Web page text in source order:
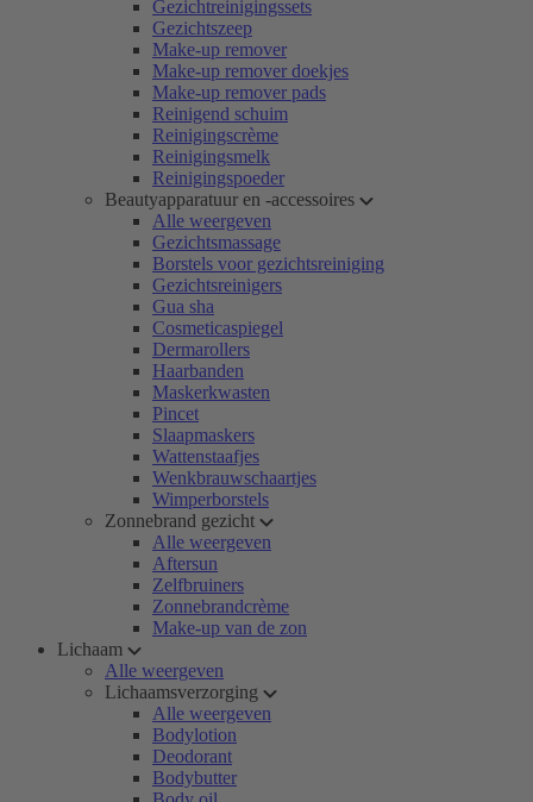
Gezichtreinigingssets
Gezichtszeep
Make-up remover
Make-up remover doekjes
Make-up remover pads
Reinigend schuim
Reinigingscrème
Reinigingsmelk
Reinigingspoeder
Beautyapparatuur en -accessoires
Alle weergeven
Gezichtsmassage
Borstels voor gezichtsreiniging
Gezichtsreinigers
Gua sha
Cosmeticaspiegel
Dermarollers
Haarbanden
Maskerkwasten
Pincet
Slaapmaskers
Wattenstaafjes
Wenkbrauwschaartjes
Wimperborstels
Zonnebrand gezicht
Alle weergeven
Aftersun
Zelfbruiners
Zonnebrandcrème
Make-up van de zon
Lichaam
Alle weergeven
Lichaamsverzorging
Alle weergeven
Bodylotion
Deodorant
Bodybutter